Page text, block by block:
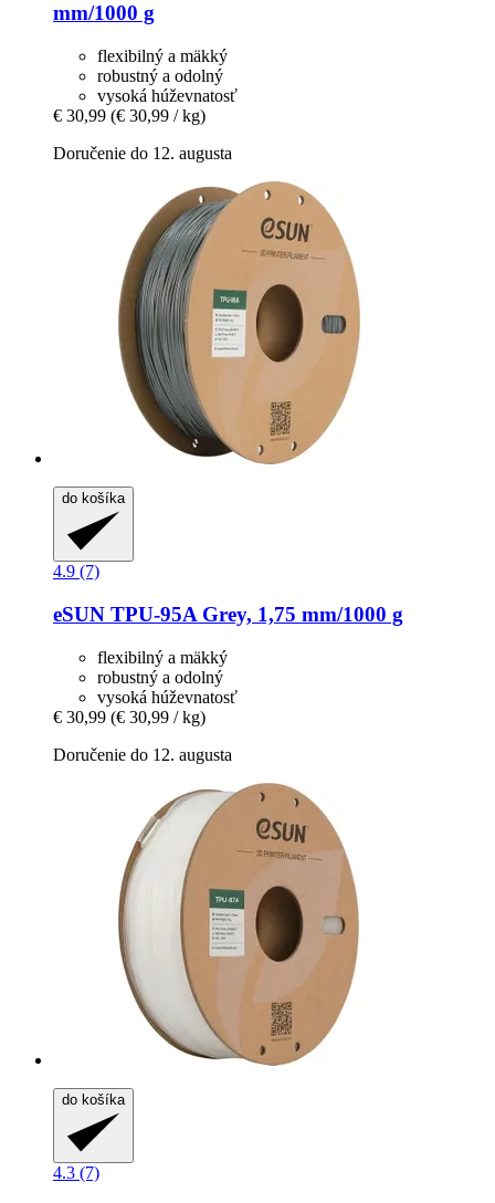
mm/1000 g
flexibilný a mäkký
robustný a odolný
vysoká húževnatosť
€ 30,99 (€ 30,99 / kg)
Doručenie do 12. augusta
do košíka
4.9 (7)
eSUN TPU-​95A Grey, 1,75 mm/1000 g
flexibilný a mäkký
robustný a odolný
vysoká húževnatosť
€ 30,99 (€ 30,99 / kg)
Doručenie do 12. augusta
do košíka
4.3 (7)